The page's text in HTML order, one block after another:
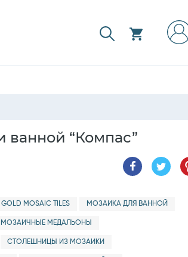
“Компас”
GOLD MOSAIC TILES МОЗАИКА ДЛЯ ВАННОЙ
МОЗАИЧНЫЕ МЕДАЛЬОНЫ
СТОЛЕШНИЦЫ ИЗ МОЗАИКИ